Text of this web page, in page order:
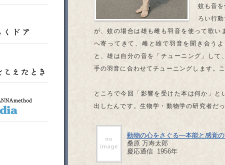
蚊も音
ろい行
が、蚊の場合は雄も雌も羽音を使って歌い
へ寄ってきて、雌と雄で羽音を聞き合う
と、雄は自分の音を「チューニング」し
手の羽音に合わせてチューニングします。
ところで今回「影響を受けた本は何か」
出したんです。生物学・動物学の研究者だ
動物の心をさぐる—本能と感覚
桑原 万寿太郎
慶応通信 1956年